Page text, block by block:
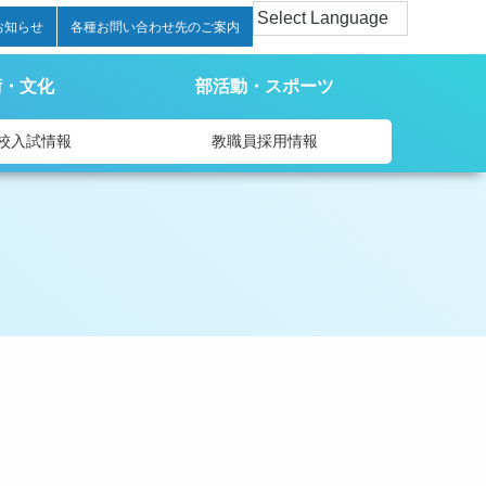
知らせ 各種お問い合わせ先のご案内
文化 部活動・スポーツ
入試情報 教職員採用情報